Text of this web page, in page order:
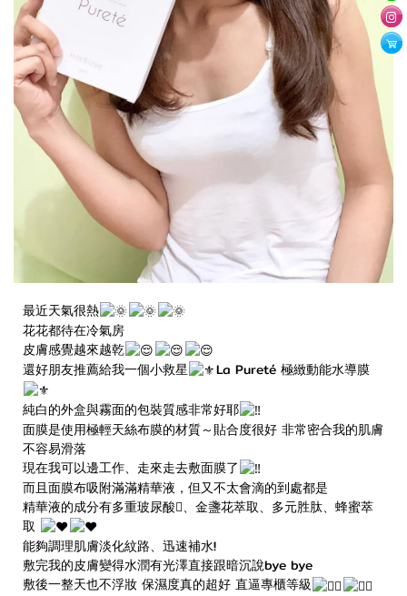
最近天氣很熱
花花都待在冷氣房
皮膚感覺越來越乾
還好朋友推薦給我一個小救星
La Pureté 極緻動能水導膜
純白的外盒與霧面的包裝質感非常好耶
面膜是使用極輕天絲布膜的材質～貼合度很好 非常密合我的肌膚
不容易滑落
現在我可以邊工作、走來走去敷面膜了
而且面膜布吸附滿滿精華液，但又不太會滴的到處都是
精華液的成分有多重玻尿酸􏰐、金盞花萃取、多元胜肽、蜂蜜萃
取
能夠調理肌膚淡化紋路、迅速補水!
敷完我的皮膚變得水潤有光澤直接跟暗沉說bye bye
敷後一整天也不浮妝 保濕度真的超好 直逼專櫃等級